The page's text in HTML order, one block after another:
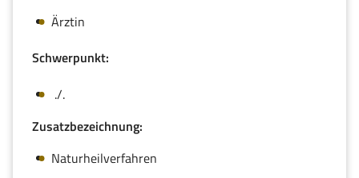
Ärztin
Schwerpunkt:
./.
Zusatzbezeichnung:
Naturheilverfahren